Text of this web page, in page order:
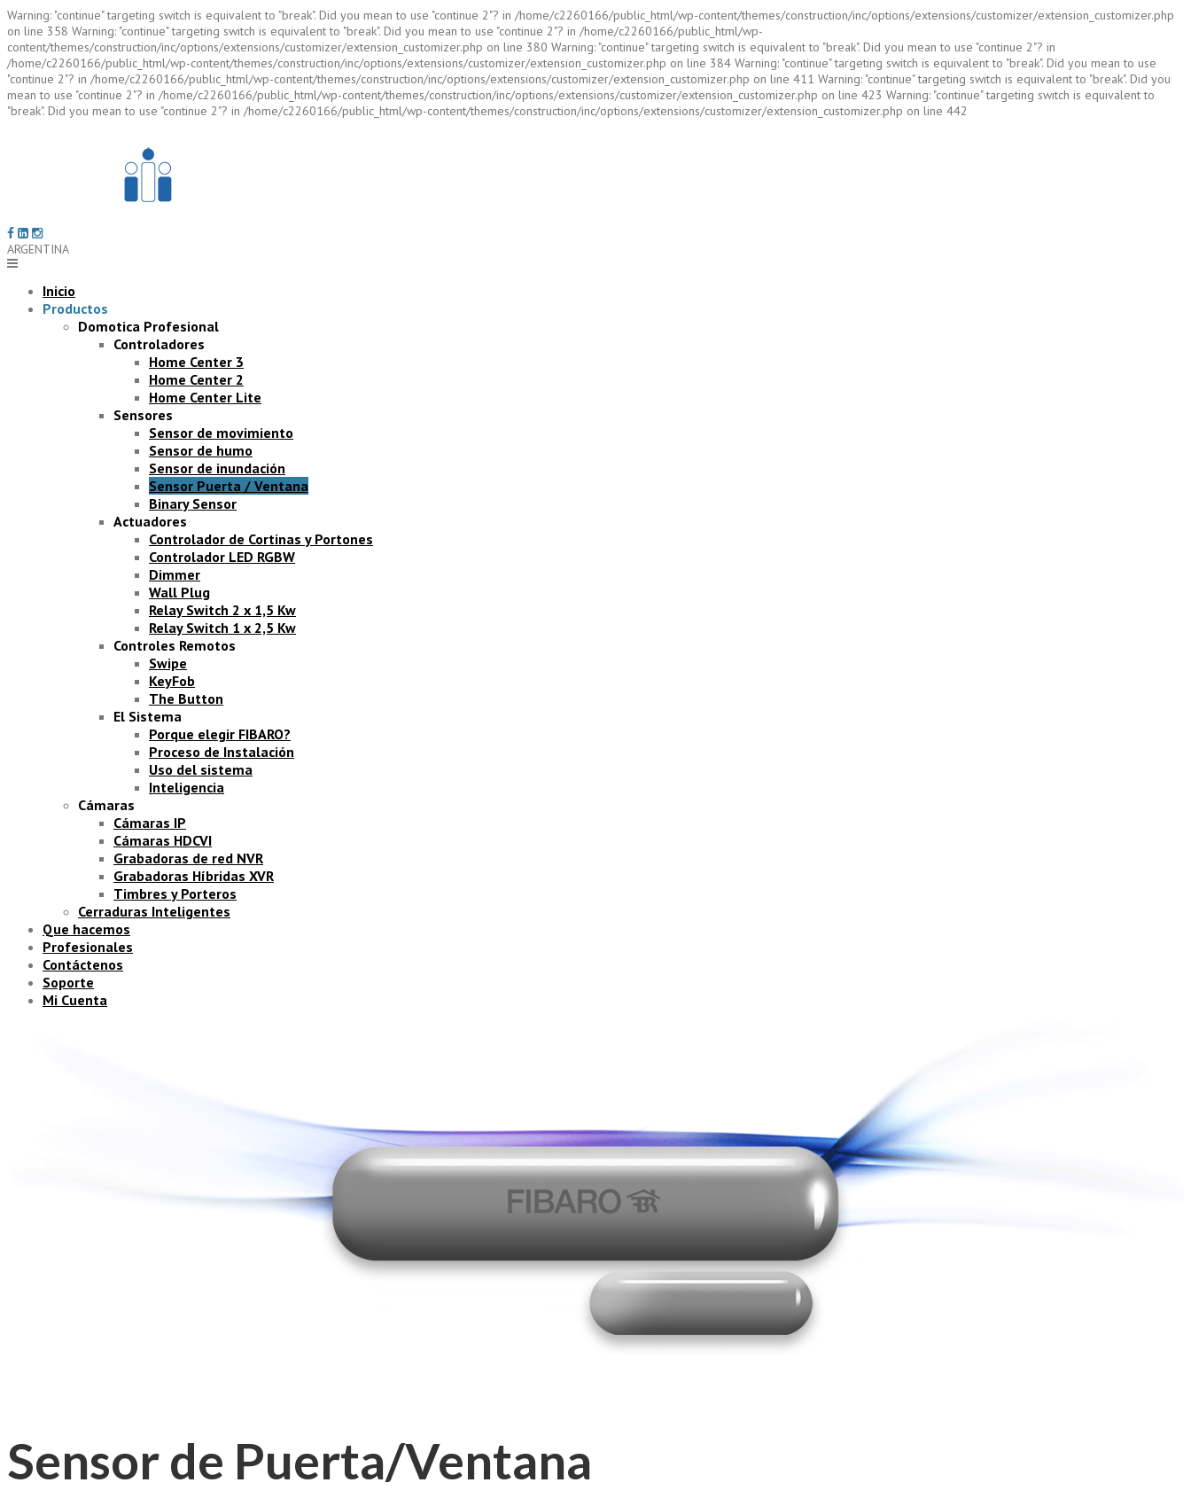
Warning: "continue" targeting switch is equivalent to "break". Did you mean to use "continue 2"? in /home/c2260166/public_html/wp-content/themes/construction/inc/options/extensions/customizer/extension_customizer.php
on line 358 Warning: "continue" targeting switch is equivalent to "break". Did you mean to use "continue 2"? in /home/c2260166/public_html/wp-
content/themes/construction/inc/options/extensions/customizer/extension_customizer.php on line 380 Warning: "continue" targeting switch is equivalent to "break". Did you mean to use "continue 2"? in
/home/c2260166/public_html/wp-content/themes/construction/inc/options/extensions/customizer/extension_customizer.php on line 384 Warning: "continue" targeting switch is equivalent to "break". Did you mean to use
"continue 2"? in /home/c2260166/public_html/wp-content/themes/construction/inc/options/extensions/customizer/extension_customizer.php on line 411 Warning: "continue" targeting switch is equivalent to "break". Did you
mean to use "continue 2"? in /home/c2260166/public_html/wp-content/themes/construction/inc/options/extensions/customizer/extension_customizer.php on line 423 Warning: "continue" targeting switch is equivalent to
"break". Did you mean to use "continue 2"? in /home/c2260166/public_html/wp-content/themes/construction/inc/options/extensions/customizer/extension_customizer.php on line 442
ARGENTINA
Inicio
Productos
Domotica Profesional
Controladores
Home Center 3
Home Center 2
Home Center Lite
Sensores
Sensor de movimiento
Sensor de humo
Sensor de inundación
Sensor Puerta / Ventana
Binary Sensor
Actuadores
Controlador de Cortinas y Portones
Controlador LED RGBW
Dimmer
Wall Plug
Relay Switch 2 x 1,5 Kw
Relay Switch 1 x 2,5 Kw
Controles Remotos
Swipe
KeyFob
The Button
El Sistema
Porque elegir FIBARO?
Proceso de Instalación
Uso del sistema
Inteligencia
Cámaras
Cámaras IP
Cámaras HDCVI
Grabadoras de red NVR
Grabadoras Híbridas XVR
Timbres y Porteros
Cerraduras Inteligentes
Que hacemos
Profesionales
Contáctenos
Soporte
Mi Cuenta
Sensor de Puerta/Ventana